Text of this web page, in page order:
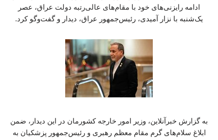
ادامه رایزنی‌های خود با مقام‌های عالی‌رتبه دولت عراق، عصر
یک‌شنبه با نزار آمیدی، رئیس‌جمهور عراق، دیدار و گفت‌وگو کرد.
به گزارش خبرآنلاین، وزیر امور خارجه کشورمان در این دیدار، ضمن
ابلاغ سلام‌های گرم مقام معظم رهبری و رئیس‌جمهور پزشکیان به